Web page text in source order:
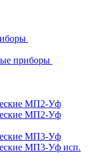
приборы
МП2-Уф
МП2-Уф
МП3-Уф
МП3-Уф исп.